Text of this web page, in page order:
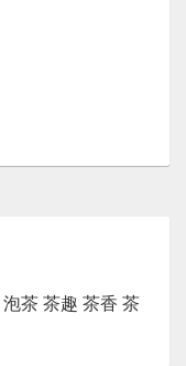
泡茶 茶趣 茶香 茶